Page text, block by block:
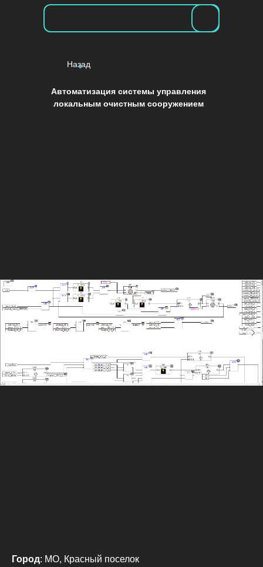
Реализованные
проекты
Услуги
Главная
Главная
Автоматизация системы управления
локальным очистным сооружением
Назад
Город: МО, Красный поселок